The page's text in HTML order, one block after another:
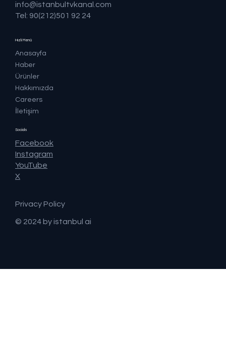
Hızlı Menü
Anasayfa
Haber
Ürünler
Hakkımızda
Careers
İletişim
info@istanbultvkanal.com
Tel: 90(212)501 92 24
Socials
Facebook
Instagram
YouTube
X
© 2024 by istanbul ai
Privacy Policy